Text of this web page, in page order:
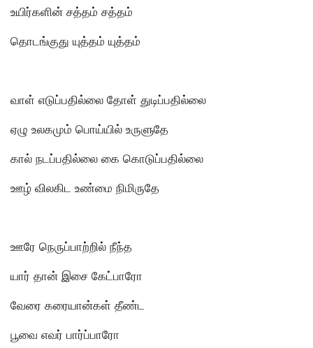
உயிர்களின் சத்தம் சத்தம்
தொடங்குது யுத்தம் யுத்தம்
வாள் எடுப்பதில்லை தோள் துடிப்பதில்லை
ஏழு உலகமும் பொய்யில் உருளுதே
கால் நடப்பதில்லை கை கொடுப்பதில்லை
ஊழ் விலகிட உண்மை நிமிருதே
ஊரே நெருப்பாற்றில் நீந்த
யார் தான் இசை கேட்பாரோ
வேரை கரையான்கள் தீண்ட
பூவை எவர் பார்ப்பாரோ